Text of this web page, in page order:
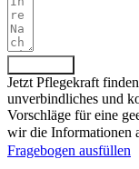
Jetzt Pflegekraft finden
unverbindliches und
Vorschläge für eine
wir die Informationen
Fragebogen ausfüllen